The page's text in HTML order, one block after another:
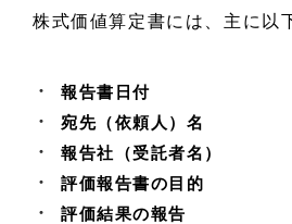
株式価値算定書には、主に以
報告書日付
宛先（依頼人）名
報告社（受託者名）
評価報告書の目的
評価結果の報告